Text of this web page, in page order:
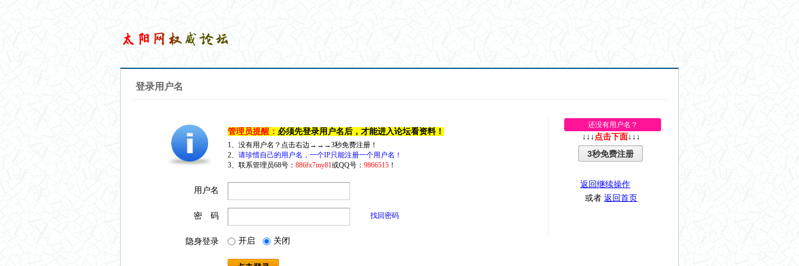
登录用户名
管理员提醒： 必须先登录用户名后，才能进入论坛看资料！
1、没有用户名？点击右边→→→3秒免费注册！
2、 请珍惜自己的用户名，一个IP只能注册一个用户名！
3、联系管理员68号： 886fx7my81或QQ号： 9866515！
用户名
密 码 找回密码
隐身登录 开启 关闭
还没有用户名？
↓↓↓ 点击下面 ↓↓↓
3秒免费注册
返回继续操作
或者返回首页